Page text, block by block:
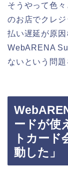
そうやって色
のお店でクレ
払い遅延が原因
WebARENA
ないという問題
ードが使
トカー
動した」